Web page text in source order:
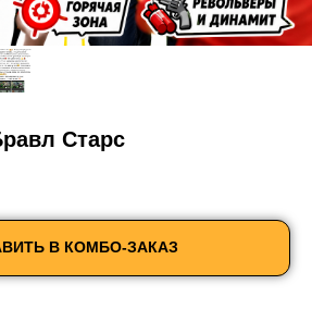
Старс
В КОМБО-ЗАКАЗ